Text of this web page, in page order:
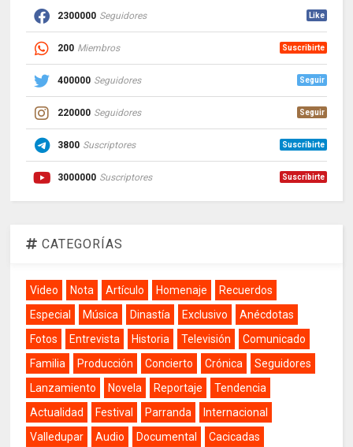
2300000 Seguidores Like
200 Miembros Suscribirte
400000 Seguidores Seguir
220000 Seguidores Seguir
3800 Suscriptores Suscribirte
3000000 Suscriptores Suscribirte
CATEGORÍAS
Video Nota Artículo Homenaje
Recuerdos
Especial
Música Dinastía Exclusivo
Anécdotas
Fotos
Entrevista Historia Televisión
Comunicado
Familia
Producción Concierto Crónica
Seguidores
Lanzamiento
Novela Reportaje
Tendencia
Actualidad
Festival Parranda
Internacional
Valledupar
Audio Documental
Cacicadas